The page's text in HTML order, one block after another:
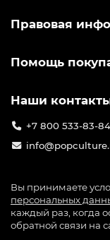
Правовая
Помощь
Наши
+7 800 533-83-84
Вы принимаете
персональных
каждый раз, когда
обратной связи на